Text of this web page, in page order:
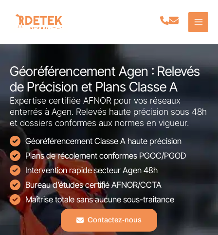
contenu
Géoréférencement Agen : Relevés
de Précision et Plans Classe A
Expertise certifiée AFNOR pour vos réseaux
enterrés à Agen. Relevés haute précision sous 48h
et dossiers conformes aux normes en vigueur.
Géoréférencement Classe A haute précision
Plans de récolement conformes PGOC/PGOD
Intervention rapide secteur Agen 48h
Bureau d’études certifié AFNOR/CCTA
Maîtrise totale sans aucune sous-traitance
Contactez-nous